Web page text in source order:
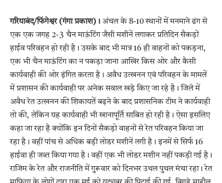
गरियाबंद/फिंगेश्वर (गंगा प्रकाश)। अंचल के 8-10 स्थानों में मनमाने ढंग से
एक एक जगह 2-3 चैन माऊंटिंग जैसी मशीनें लगाकर प्रतिदिन सैकड़ों
हाईव परिवहन हो रही है। उसके बाद भी मात्र 16 ही वाहनों को पकड़ना,
एक भी चैन माऊंटिंग का न पकड़ा जाना आखिर किस ओर और कैसी
कार्यवाही की ओर इंगित करता है। अवैध उत्खनन एवं परिवहन के मामलें
में प्रशासन की कार्यवाही पर अनेक सवाल खड़े किए जा रहे है। जिले में
अवैध रेत उत्खनन की शिकायतें बढ़ने के बाद प्रशासनिक टीम ने कार्यवाही
तो की, लेकिन यह कार्यवाही भी खानापूर्ति साबित हो रही है। ऐसा इसलिए
कहा जा रहा है क्योंकि इन दिनों सैकड़ो वाहनों से रेत परिवहन किया जा
रहा है। वहीं पांच से अधिक बड़ी लोडर मशीनें लगी है। इनमें से सिर्फ 16
हाईवा ही जब्त किया गया है। वहीं एक भी लोडर मशीन नहीं पकड़ी गई है।
राजिम के रेत और राजनीति में गुरूवार को दिनभर उथल पुथल मंचा रहा। रेत